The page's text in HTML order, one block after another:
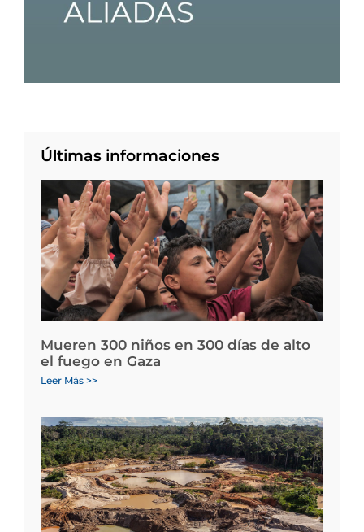
Últimas informaciones
Mueren 300 niños en 300 días de alto
el fuego en Gaza
Leer Más >>